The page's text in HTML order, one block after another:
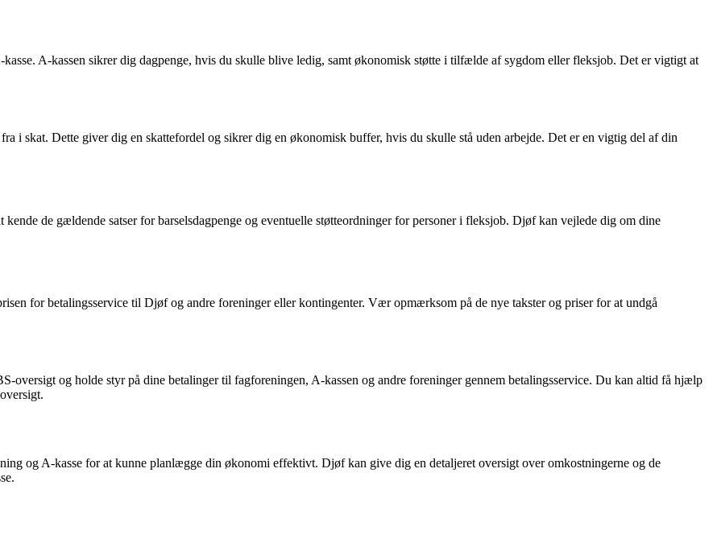
A-kassen sikrer dig dagpenge, hvis du skulle blive ledig, samt økonomisk støtte i tilfælde af sygdom eller fleksjob. Det er vigtigt at
i skat. Dette giver dig en skattefordel og sikrer dig en økonomisk buffer, hvis du skulle stå uden arbejde. Det er en vigtig del af din
de gældende satser for barselsdagpenge og eventuelle støtteordninger for personer i fleksjob. Djøf kan vejlede dig om dine
for betalingsservice til Djøf og andre foreninger eller kontingenter. Vær opmærksom på de nye takster og priser for at undgå
oversigt og holde styr på dine betalinger til fagforeningen, A-kassen og andre foreninger gennem betalingsservice. Du kan altid få hjælp
og A-kasse for at kunne planlægge din økonomi effektivt. Djøf kan give dig en detaljeret oversigt over omkostningerne og de